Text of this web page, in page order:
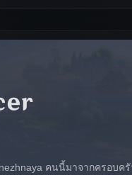
คนนี้มาจากครอบค